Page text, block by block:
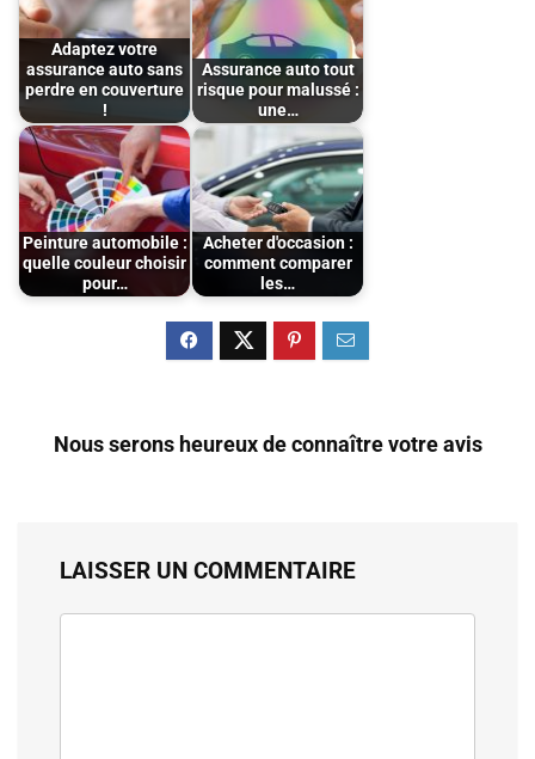
Adaptez votre
assurance auto sans
perdre en couverture
!
Assurance auto tout
risque pour malussé :
une…
Peinture automobile :
quelle couleur choisir
pour…
Acheter d'occasion :
comment comparer
les…
Nous serons heureux de connaître votre avis
LAISSER UN COMMENTAIRE